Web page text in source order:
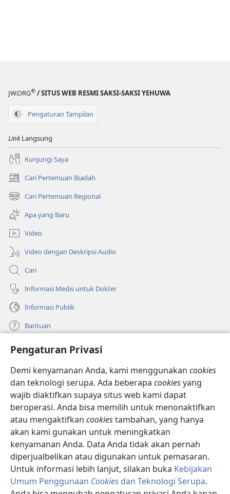
Pengaturan Privasi
Demi kenyamanan Anda, kami menggunakan cookies
dan teknologi serupa. Ada beberapa cookiesyang
wajib diaktifkan supaya situs web kami dapat
beroperasi. Anda bisa memilih untuk menonaktifkan
atau mengaktifkan cookiestambahan, yang hanya
akan kami gunakan untuk meningkatkan
kenyamanan Anda. Data Anda tidak akan pernah
diperjualbelikan atau digunakan untuk pemasaran.
Untuk informasi lebih lanjut, silakan buka Kebijakan
Umum Penggunaan Cookies dan Teknologi Serupa.
JW.ORG® / SITUS WEB RESMI SAKSI-SAKSI YEHUWA
Pengaturan Tampilan
LinkLangsung
Kunjungi Saya
Cari Pertemuan Ibadah
(terbuka
di
window
baru)
Cari Pertemuan Regional
(terbuka
di
window
baru)
Apa yang Baru
Video
Video dengan Deskripsi Audio
Cari
Informasi Medis untuk Dokter
Informasi Publik
Bantuan
Sumbangan
(terbuka
di
window
baru)
PERPUSTAKAAN ONLINE Menara Pengawal
(terbuka
di
window
®
(terbuka
di
window
baru)
JW Library ®
Watchtower Library